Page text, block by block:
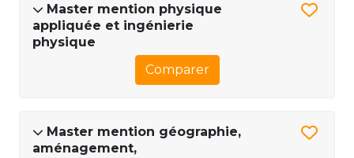
Master mention physique
appliquée et ingénierie
physique
Comparer
Master mention géographie,
aménagement,